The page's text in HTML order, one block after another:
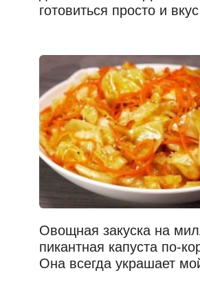
готовиться просто и
Овощная закуска на
пикантная капуста по-
Она всегда украшает